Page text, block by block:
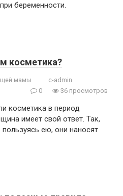
беременности.
косметика?
мамы
c-admin
0
36 просмотров
косметика в период
имеет свой ответ. Так,
ею, они наносят